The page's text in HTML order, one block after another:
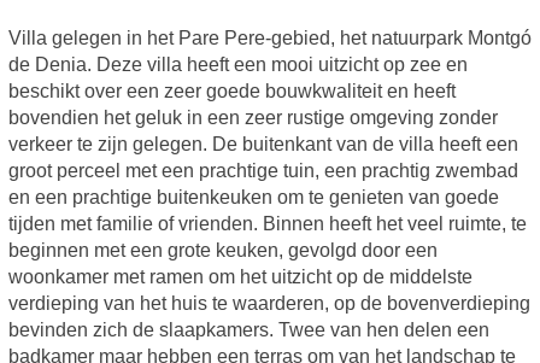
Villa gelegen in het Pare Pere-gebied, het natuurpark Montgó
de Denia. Deze villa heeft een mooi uitzicht op zee en
beschikt over een zeer goede bouwkwaliteit en heeft
bovendien het geluk in een zeer rustige omgeving zonder
verkeer te zijn gelegen. De buitenkant van de villa heeft een
groot perceel met een prachtige tuin, een prachtig zwembad
en een prachtige buitenkeuken om te genieten van goede
tijden met familie of vrienden. Binnen heeft het veel ruimte, te
beginnen met een grote keuken, gevolgd door een
woonkamer met ramen om het uitzicht op de middelste
verdieping van het huis te waarderen, op de bovenverdieping
bevinden zich de slaapkamers. Twee van hen delen een
badkamer maar hebben een terras om van het landschap te